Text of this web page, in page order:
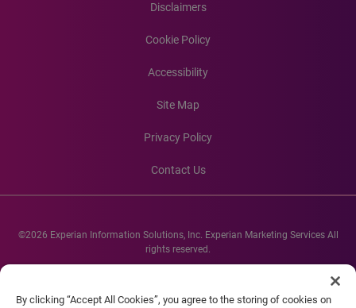
Disclaimers
Cookie Policy
Accessibility
Site Map
Privacy Policy
Contact Us
©2026 Experian Information Solutions, Inc. Experian Marketing Services All
rights reserved.
Experian and the Experian marks used herein are service marks or registered
company names mentioned herein are the property of their respective
By clicking “Accept All Cookies”, you agree to the storing of cookies on